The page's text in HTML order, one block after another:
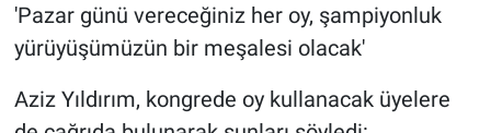
'Pazar günü vereceğiniz her oy, şampiyonluk
yürüyüşümüzün bir meşalesi olacak'
Aziz Yıldırım, kongrede oy kullanacak üyelere